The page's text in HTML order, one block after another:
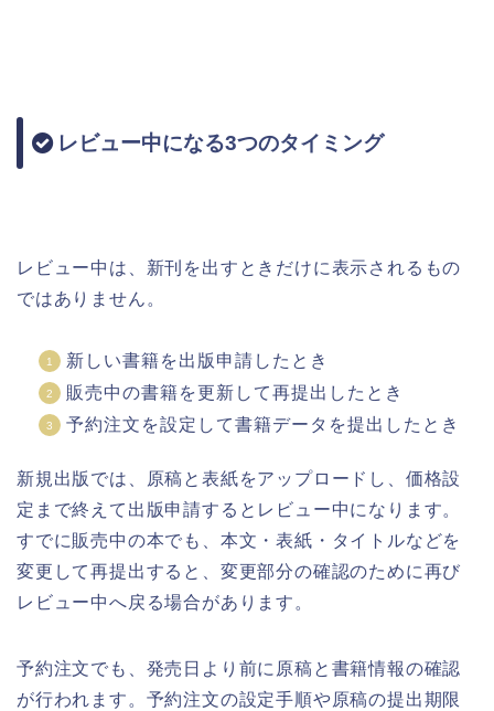
レビュー中になる3つのタイミング
レビュー中は、新刊を出すときだけに表示されるもの
ではありません。
新しい書籍を出版申請したとき
販売中の書籍を更新して再提出したとき
予約注文を設定して書籍データを提出したとき
新規出版では、原稿と表紙をアップロードし、価格設
定まで終えて出版申請するとレビュー中になります。
すでに販売中の本でも、本文・表紙・タイトルなどを
変更して再提出すると、変更部分の確認のために再び
レビュー中へ戻る場合があります。
予約注文でも、発売日より前に原稿と書籍情報の確認
が行われます。予約注文の設定手順や原稿の提出期限